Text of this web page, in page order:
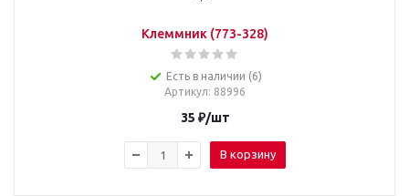
Клеммник (773-328)
Есть в наличии (6)
Артикул: 88996
35 ₽/шт
В корзину